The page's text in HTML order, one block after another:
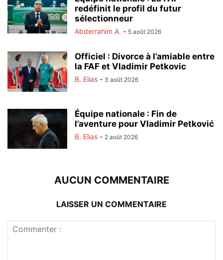
redéfinit le profil du futur
sélectionneur
Abderrahim A. - 5 août 2026
Officiel : Divorce à l’amiable entre
la FAF et Vladimir Petkovic
B. Elias - 3 août 2026
Équipe nationale : Fin de
l’aventure pour Vladimir Petković
B. Elias - 2 août 2026
AUCUN COMMENTAIRE
LAISSER UN COMMENTAIRE